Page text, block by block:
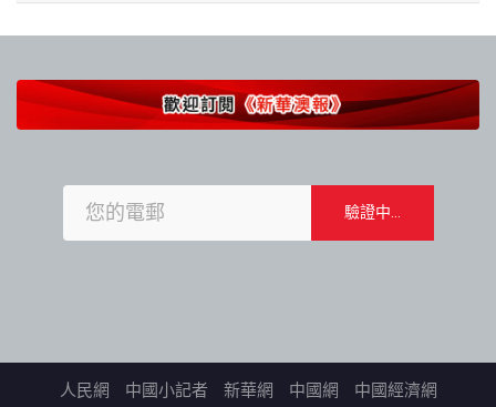
人民網 中國小記者 新華網 中國網 中國經濟網